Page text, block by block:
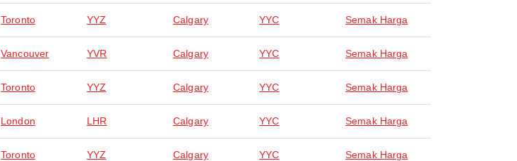
Toronto YYZ Calgary YYC Semak Harga
Vancouver YVR Calgary YYC Semak Harga
Toronto YYZ Calgary YYC Semak Harga
London LHR Calgary YYC Semak Harga
Toronto YYZ Calgary YYC Semak Harga